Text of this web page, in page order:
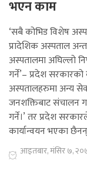
भएन काम
‘सबै कोभिड विशेष
प्रादेशिक अस्पताल
अस्पतालमा अघिल्लो
गर्ने’– प्रदेश
अस्पतालहरुमा अन्य
जनशक्तिबाट संचालन
गर्ने।’ तर प्रदेश
कार्यान्वयन भएका
आइतबार, मंसिर ७,